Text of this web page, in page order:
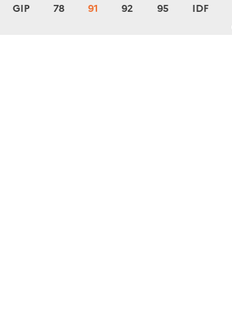
GIP 78 91 92 95 IDF